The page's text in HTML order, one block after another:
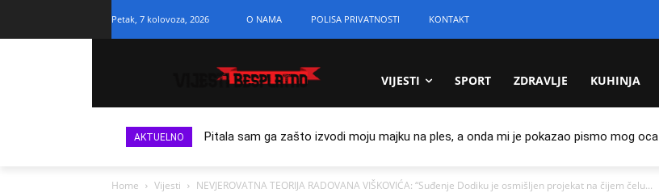
Petak, 7 kolovoza, 2026 O NAMA POLISA PRIVATNOSTI KONTAKT
VIJESTI SPORT ZDRAVLJE KUHINJA
AKTUELNO Pitala sam ga zašto izvodi moju majku na ples, a onda mi je pokazao pismo mog oca
Home Vijesti NEVJEROVATNA TEORIJA RADOVANA VIŠKOVIĆA: “Suđenje Dodiku je osmišljen projekat na čijem čelu...